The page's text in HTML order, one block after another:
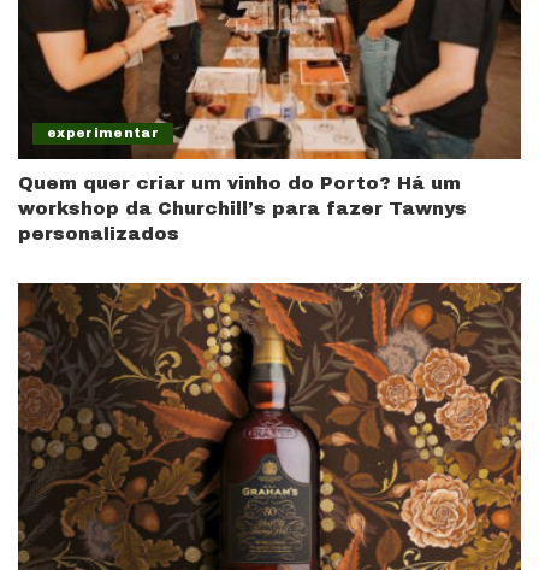
experimentar
Quem quer criar um vinho do Porto? Há um
workshop da Churchill’s para fazer Tawnys
personalizados